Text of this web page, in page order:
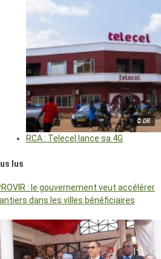
© DR
RCA : Telecel lance sa 4G
lus
: le gouvernement veut accélérer
dans les villes bénéficiaires